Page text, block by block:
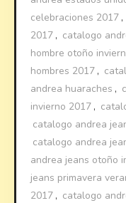
celebraciones 2017 ,
2017 , catalogo
hombre otoño
hombres 2017 ,
andrea huaraches ,
invierno 2017 ,
catalogo andrea
catalogo andrea
andrea jeans otoño
jeans primavera
2017 , catalogo